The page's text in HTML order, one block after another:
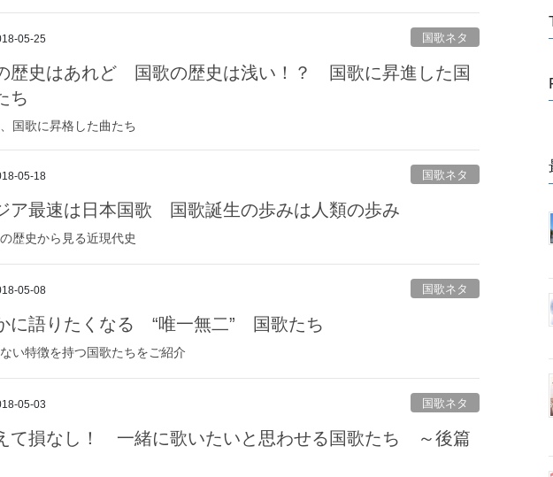
05-25 国歌ネタ
歴史はあれど 国歌の歴史は浅い！？ 国歌に昇進した国
ち
国歌に昇格した曲たち
05-18 国歌ネタ
ア最速は日本国歌 国歌誕生の歩みは人類の歩み
歴史から見る近現代史
05-08 国歌ネタ
に語りたくなる “唯一無二” 国歌たち
い特徴を持つ国歌たちをご紹介
05-03 国歌ネタ
て損なし！ 一緒に歌いたいと思わせる国歌たち ～後篇